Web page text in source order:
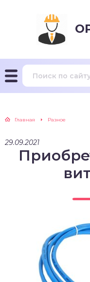
Главная Разное
29.09.2021